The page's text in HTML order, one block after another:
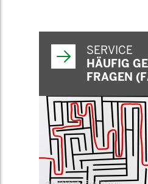
SERVICE
HÄUFIG
FRAGEN